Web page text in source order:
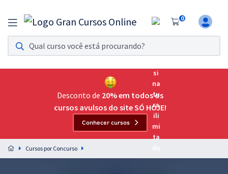
0
Assinatura Ilimitada 11
Acesso a todos os cursos. Teste grátis por 7 dias!
Assinatura OAB Até Passar
Acesso ilimitado a toda preparação para o Exame da
Preparação completa e intensiva para as principais
residências em saúde do Brasil
Desconto de 20% em todos os
cursos avulsos do site SÓ HOJE!
Conhecer cursos
Cursos por Concurso